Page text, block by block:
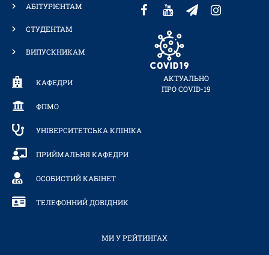
АБІТУРІЄНТАМ
СТУДЕНТАМ
ВИПУСКНИКАМ
КАФЕДРИ
ФПМО
УНІВЕРСИТЕТСЬКА КЛІНІКА
ПРИЙМАЛЬНЯ КАФЕДРИ
ОСОБИСТИЙ КАБІНЕТ
ТЕЛЕФОННИЙ ДОВІДНИК
АКТУАЛЬНО
ПРО COVID-19
МИ У РЕЙТИНГАХ